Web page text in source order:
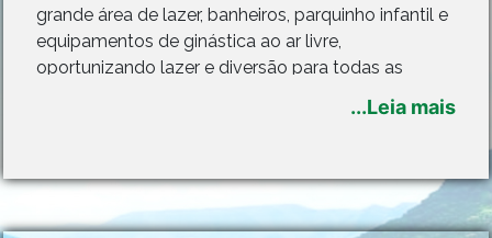
grande área de lazer, banheiros, parquinho infantil e
equipamentos de ginástica ao ar livre,
oportunizando lazer e diversão para todas as
...Leia mais